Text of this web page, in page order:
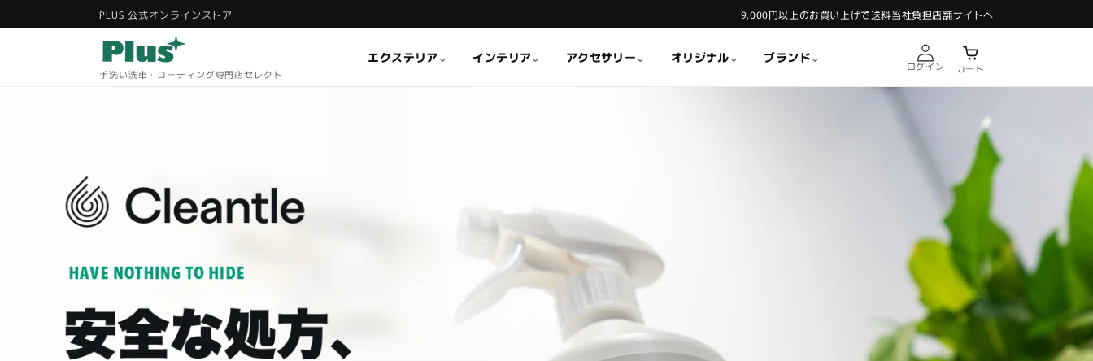
進む
PLUS 公式オンラインストア 9,000円以上のお買い上げで送料当社負担店舗サイトへ
手洗い洗車・コーティング専門店セレクト
エクステリア ⌄ インテリア⌄ アクセサリー⌄ オリジナル⌄ ブランド⌄
ログイン カート